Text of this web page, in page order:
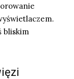
bliskim